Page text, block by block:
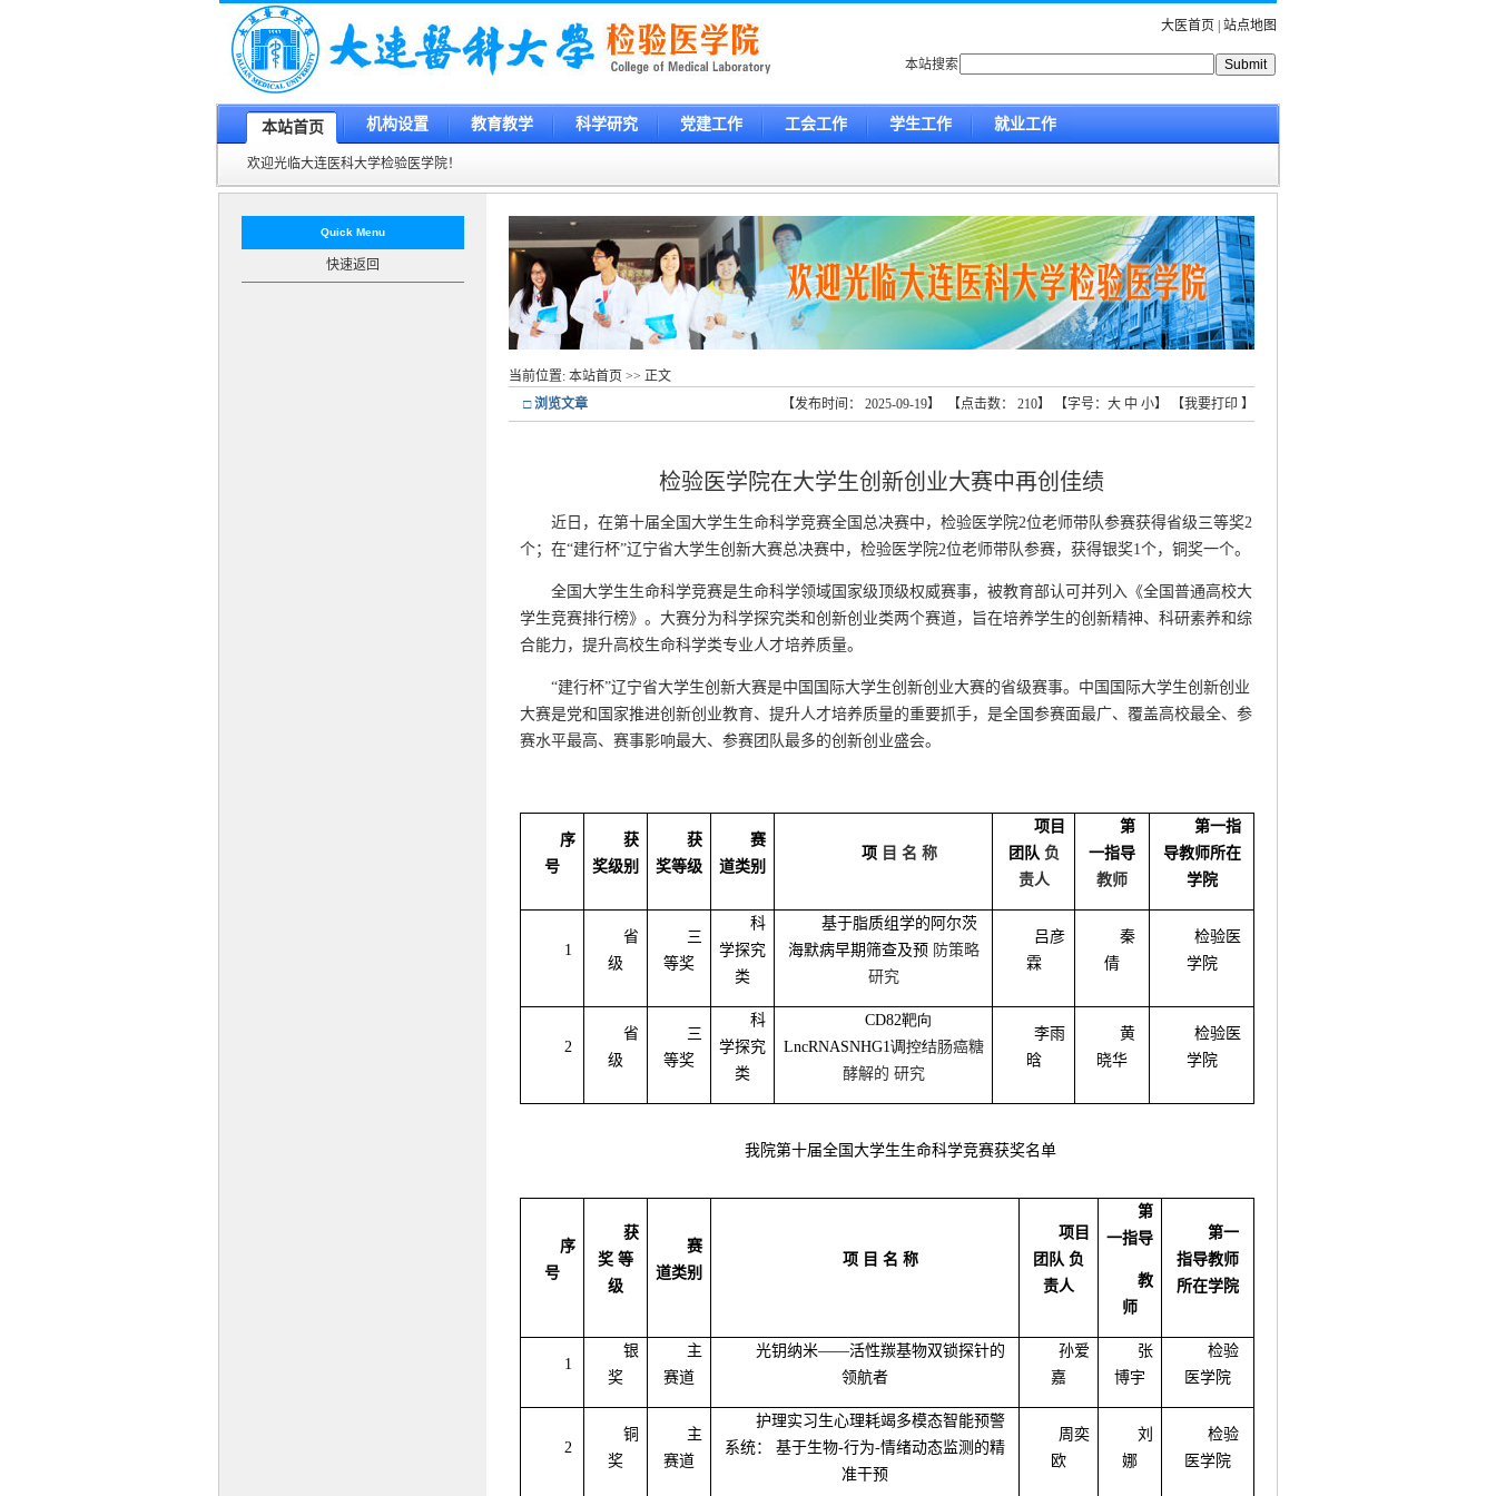
大医首页 站点地图
本站搜索
本站首页 机构设置 教育教学 科学研究 党建工作 工会工作 学生工作 就业工作
欢迎光临大连医科大学检验医学院！
Quick Menu
快速返回
当前位置: 本站首页 >> 正文
□ 浏览文章
【发布时间： 2025-09-19】 【点击数： 210】 【字号： 大 中 小】 【我要打印 】
检验医学院在大学生创新创业大赛中再创佳绩
近日，在第十届全国大学生生命科学竞赛全国总决赛中，检验医学院2位老师带队参赛获得省级三等奖2
个；在“建行杯”辽宁省大学生创新大赛总决赛中，检验医学院2位老师带队参赛，获得银奖1个，铜奖一个。
全国大学生生命科学竞赛是生命科学领域国家级顶级权威赛事，被教育部认可并列入《全国普通高校大
学生竞赛排行榜》。大赛分为科学探究类和创新创业类两个赛道，旨在培养学生的创新精神、科研素养和综
合能力，提升高校生命科学类专业人才培养质量。
“建行杯”辽宁省大学生创新大赛是中国国际大学生创新创业大赛的省级赛事。中国国际大学生创新创业
大赛是党和国家推进创新创业教育、提升人才培养质量的重要抓手，是全国参赛面最广、覆盖高校最全、参
赛水平最高、赛事影响最大、参赛团队最多的创新创业盛会。
序
号
获
奖级别
获
奖等级
赛
道类别
项 目 名 称
项目
团队 负
责人
第
一指导
教师
第一指
导教师所在
学院
1
省
级
三
等奖
科
学探究
类
基于脂质组学的阿尔茨
海默病早期筛查及预 防策略
研究
吕彦
霖
秦
倩
检验医
学院
2
省
级
三
等奖
科
学探究
类
CD82靶向
LncRNASNHG1调控结肠癌糖
酵解的 研究
李雨
晗
黄
晓华
检验医
学院
我院第十届全国大学生生命科学竞赛获奖名单
序
号
获
奖 等
级
赛
道类别
项 目 名 称
项目
团队 负
责人
第
一指导
第一
指导教师
所在学院
教
师
1
银
奖
主
赛道
光钥纳米——活性羰基物双锁探针的
领航者
孙爱
嘉
张
博宇
检验
医学院
2
铜
奖
主
赛道
护理实习生心理耗竭多模态智能预警
系统： 基于生物-行为-情绪动态监测的精
准干预
周奕
欧
刘
娜
检验
医学院